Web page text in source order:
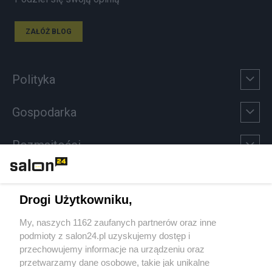
ZAŁÓŻ BLOG
Polityka
Gospodarka
Rozmaitości
Sport
Społeczeństwo
Drogi Użytkowniku,
My, naszych 1162 zaufanych partnerów oraz inne
podmioty z salon24.pl uzyskujemy dostęp i
przechowujemy informacje na urządzeniu oraz
przetwarzamy dane osobowe, takie jak unikalne